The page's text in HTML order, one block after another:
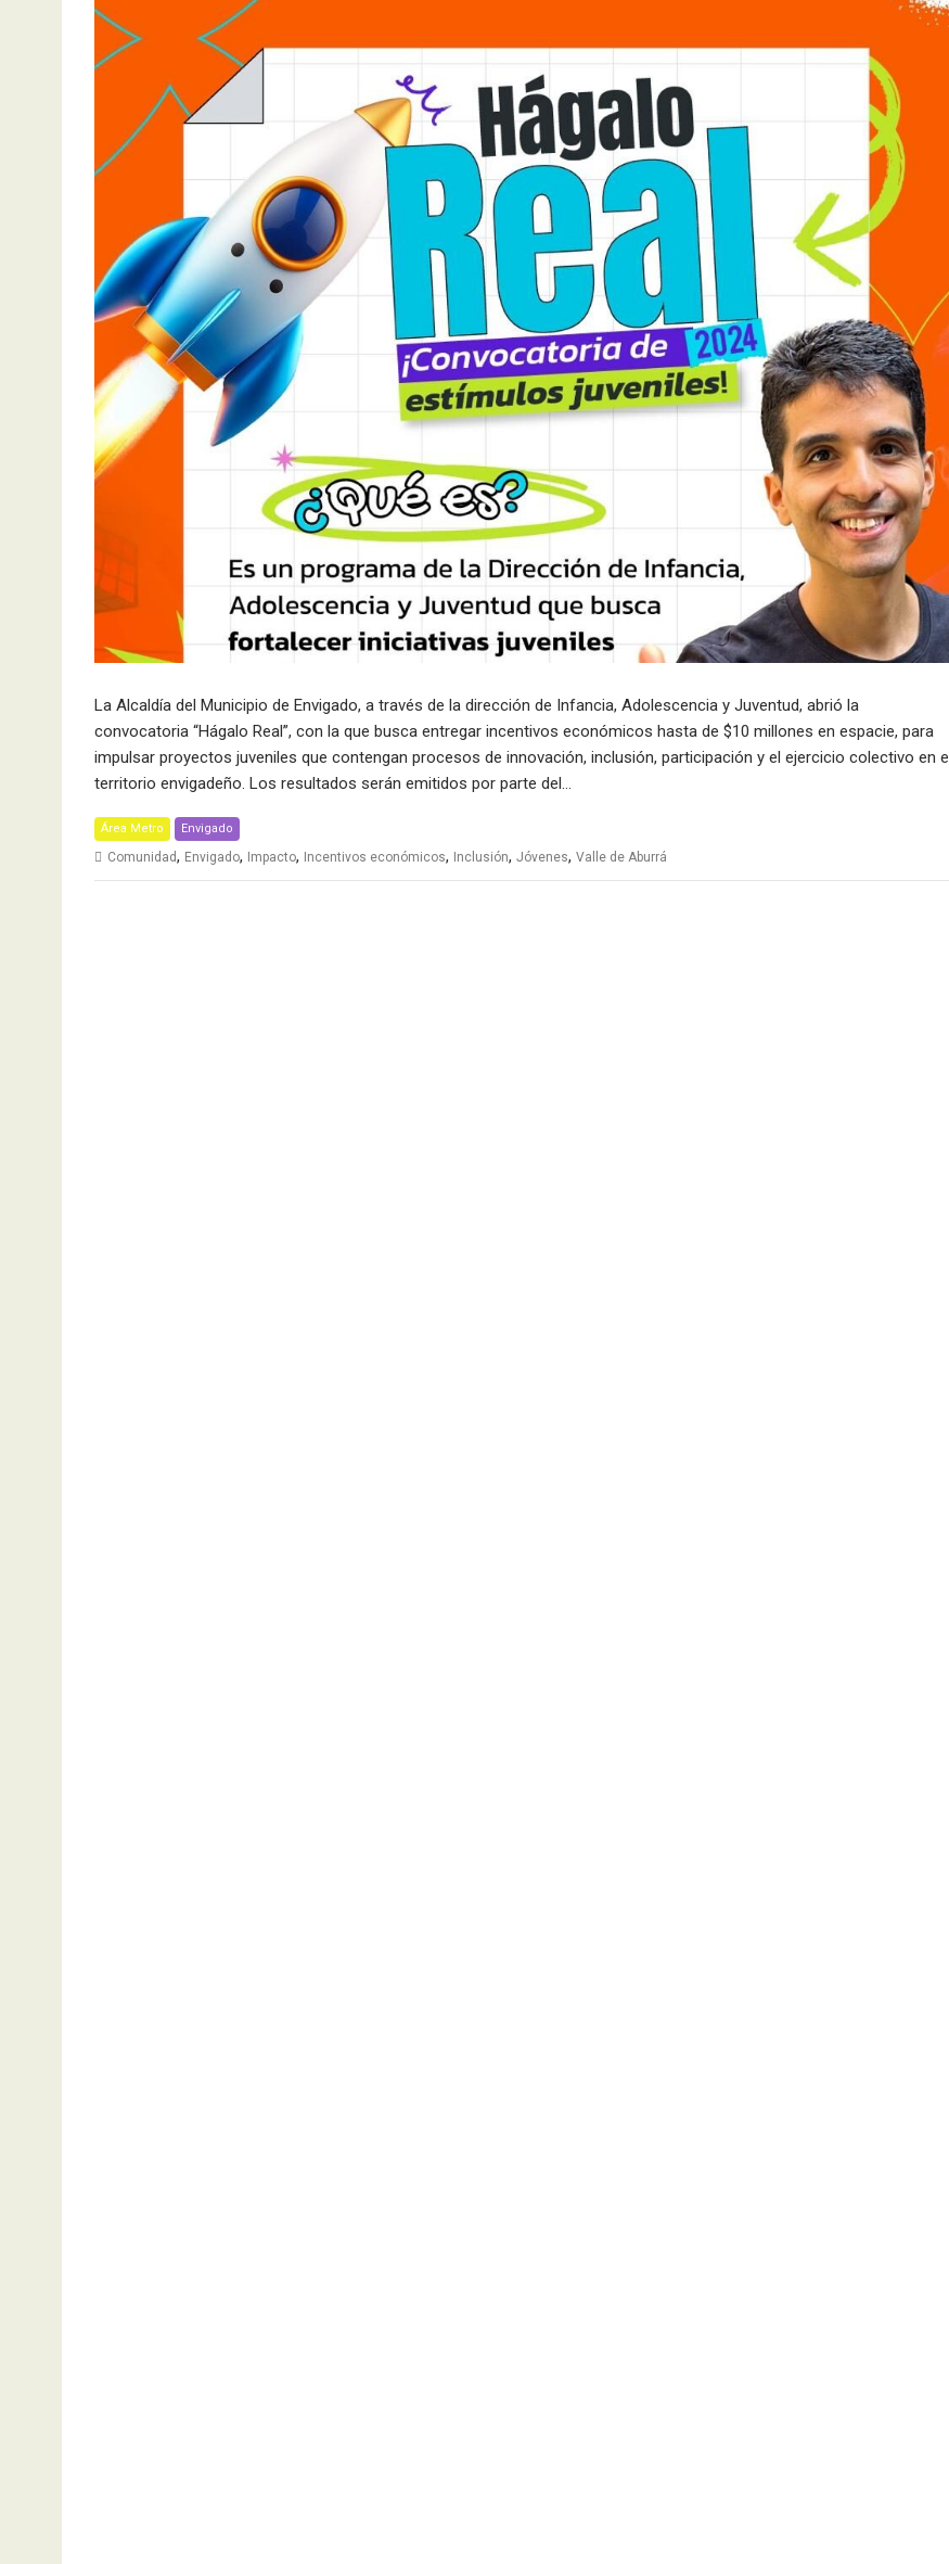
La Alcaldía del Municipio de Envigado, a través de la dirección de Infancia, Adolescencia y Juventud, abrió la
convocatoria “Hágalo Real”, con la que busca entregar incentivos económicos hasta de $10 millones en espacie, para
impulsar proyectos juveniles que contengan procesos de innovación, inclusión, participación y el ejercicio colectivo en el
territorio envigadeño. Los resultados serán emitidos por parte del…
Área Metro Envigado
Comunidad, Envigado, Impacto, Incentivos económicos, Inclusión, Jóvenes, Valle de Aburrá